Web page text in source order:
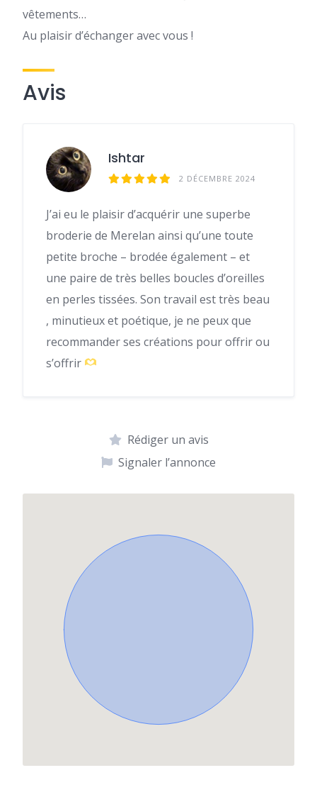
vêtements…
Au plaisir d’échanger avec vous !
Avis
Ishtar
2 DÉCEMBRE 2024
J’ai eu le plaisir d’acquérir une superbe
broderie de Merelan ainsi qu’une toute
petite broche – brodée également – et
une paire de très belles boucles d’oreilles
en perles tissées. Son travail est très beau
, minutieux et poétique, je ne peux que
recommander ses créations pour offrir ou
s’offrir
Rédiger un avis
Signaler l’annonce